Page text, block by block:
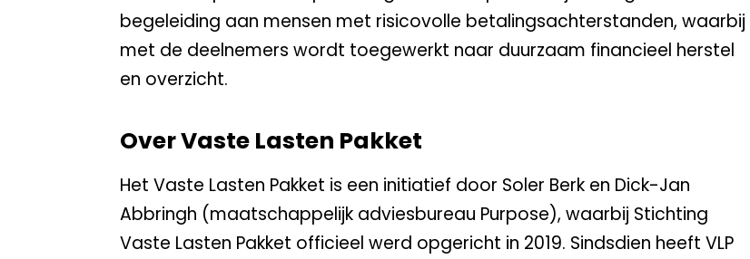
begeleiding aan mensen met risicovolle betalingsachterstanden, waarbij
met de deelnemers wordt toegewerkt naar duurzaam financieel herstel
en overzicht.
Over Vaste Lasten Pakket
Het Vaste Lasten Pakket is een initiatief door Soler Berk en Dick-Jan
Abbringh (maatschappelijk adviesbureau Purpose), waarbij Stichting
Vaste Lasten Pakket officieel werd opgericht in 2019. Sindsdien heeft VLP